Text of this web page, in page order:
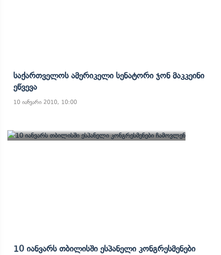
Საქართველოს Ამერიკელი Სენატორი Ჯონ Მაკკეინი
Ეწვევა
10 იანვარი 2010, 10:00
10 Იანვარს Თბილისში Ესპანელი Კონგრესმენები